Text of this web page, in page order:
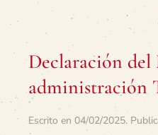
Declaración
administración
Escrito en 04/02/2025.